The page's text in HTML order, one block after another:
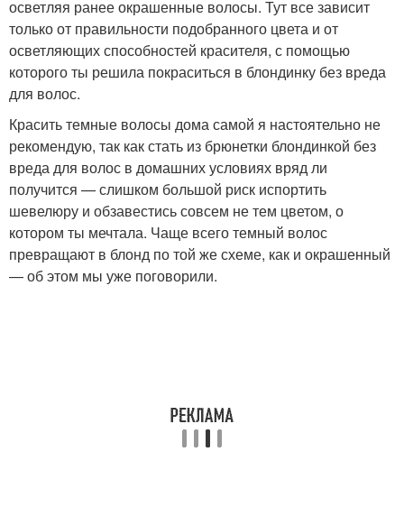
осветляя ранее окрашенные волосы. Тут все зависит
только от правильности подобранного цвета и от
осветляющих способностей красителя, с помощью
которого ты решила покраситься в блондинку без вреда
для волос.
Красить темные волосы дома самой я настоятельно не
рекомендую, так как стать из брюнетки блондинкой без
вреда для волос в домашних условиях вряд ли
получится — слишком большой риск испортить
шевелюру и обзавестись совсем не тем цветом, о
котором ты мечтала. Чаще всего темный волос
превращают в блонд по той же схеме, как и окрашенный
— об этом мы уже поговорили.